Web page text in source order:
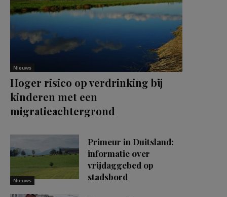
Nieuws
Hoger risico op verdrinking bij
kinderen met een
migratieachtergrond
Nieuws
Primeur in Duitsland:
informatie over
vrijdaggebed op
stadsbord